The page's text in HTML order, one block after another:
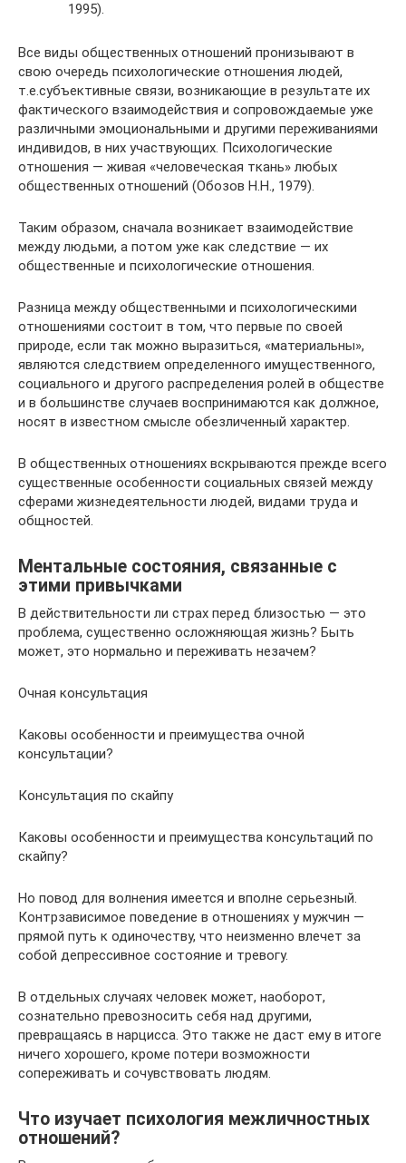
1995).
Все виды общественных отношений пронизывают в
свою очередь психологические отношения людей,
т.е.субъективные связи, возникающие в результате их
фактического взаимодействия и сопровождаемые уже
различными эмоциональными и другими переживаниями
индивидов, в них участвующих. Психологические
отношения — живая «человеческая ткань» любых
общественных отношений (Обозов Н.Н., 1979).
Таким образом, сначала возникает взаимодействие
между людьми, а потом уже как следствие — их
общественные и психологические отношения.
Разница между общественными и психологическими
отношениями состоит в том, что первые по своей
природе, если так можно выразиться, «материальны»,
являются следствием определенного имущественного,
социального и другого распределения ролей в обществе
и в большинстве случаев воспринимаются как должное,
носят в известном смысле обезличенный характер.
В общественных отношениях вскрываются прежде всего
существенные особенности социальных связей между
сферами жизнедеятельности людей, видами труда и
общностей.
Ментальные состояния, связанные с
этими привычками
В действительности ли страх перед близостью — это
проблема, существенно осложняющая жизнь? Быть
может, это нормально и переживать незачем?
Очная консультация
Каковы особенности и преимущества очной
консультации?
Консультация по скайпу
Каковы особенности и преимущества консультаций по
скайпу?
Но повод для волнения имеется и вполне серьезный.
Контрзависимое поведение в отношениях у мужчин —
прямой путь к одиночеству, что неизменно влечет за
собой депрессивное состояние и тревогу.
В отдельных случаях человек может, наоборот,
сознательно превозносить себя над другими,
превращаясь в нарцисса. Это также не даст ему в итоге
ничего хорошего, кроме потери возможности
сопереживать и сочувствовать людям.
Что изучает психология межличностных
отношений?